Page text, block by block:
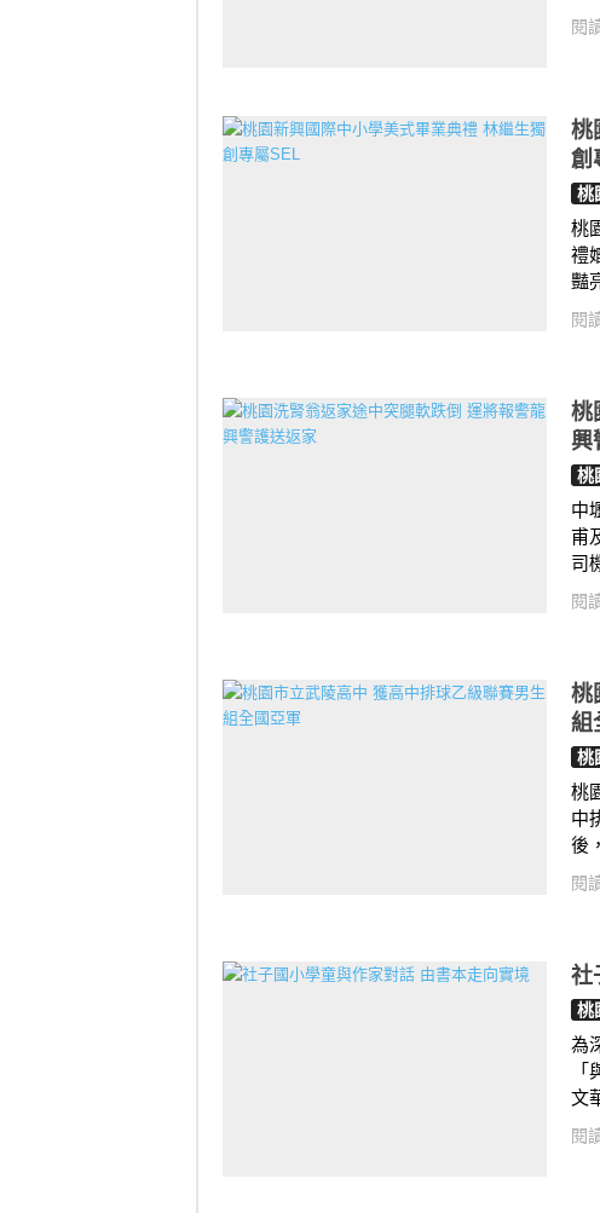
閱
桃
創
桃
桃
禮
豔
閱
桃
興
桃
中
甫
司
閱
桃
組
桃
桃
中
後
閱
社
桃
為
文
閱